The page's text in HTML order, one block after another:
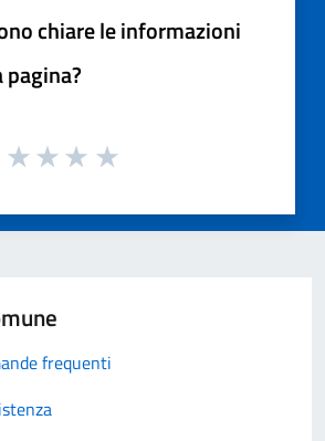
chiare le informazioni
pagina?
frequenti